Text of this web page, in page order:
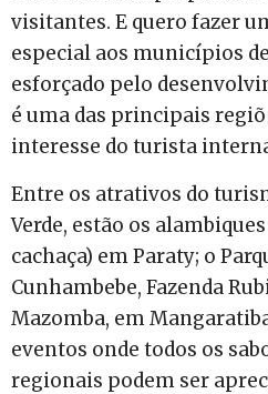
visitantes. E quero fazer
especial aos municípios
esforçado pelo
é uma das principais
interesse do turista
Entre os atrativos do
Verde, estão os
cachaça) em Paraty; o
Cunhambebe, Fazenda
Mazomba, em
eventos onde todos os
regionais podem ser